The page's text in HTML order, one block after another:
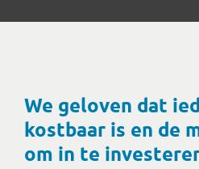
We geloven dat
kostbaar is en de
om in te